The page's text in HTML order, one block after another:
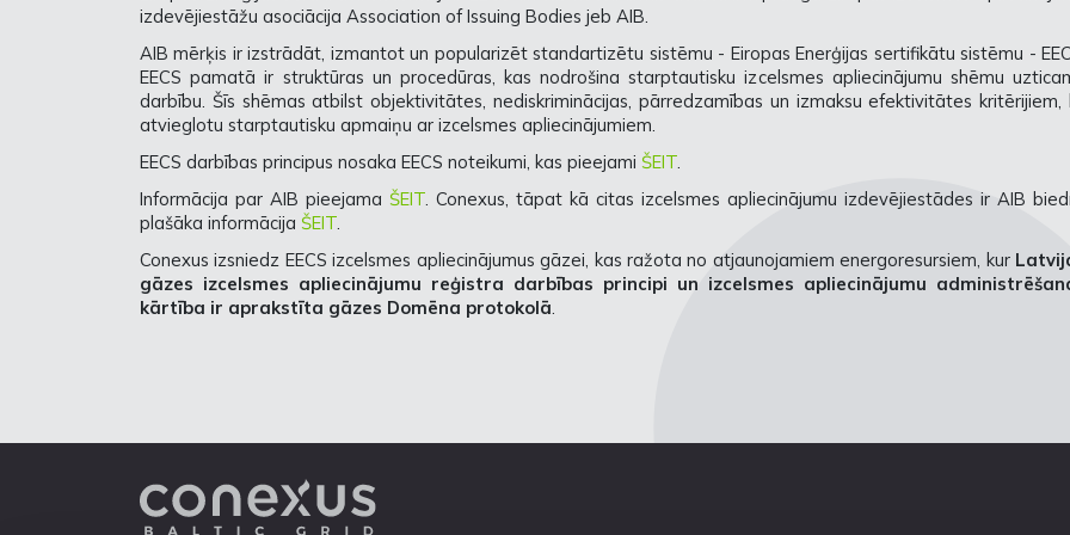
izdevējiestāžu asociācija Association of Issuing Bodies jeb AIB.
AIB mērķis ir izstrādāt, izmantot un popularizēt standartizētu sistēmu - Eiropas Enerģijas sertifikātu sistēmu -
EECS pamatā ir struktūras un procedūras, kas nodrošina starptautisku izcelsmes apliecinājumu shēmu
darbību. Šīs shēmas atbilst objektivitātes, nediskriminācijas, pārredzamības un izmaksu efektivitātes kritērijiem,
atvieglotu starptautisku apmaiņu ar izcelsmes apliecinājumiem.
EECS darbības principus nosaka EECS noteikumi, kas pieejami ŠEIT.
Informācija par AIB pieejama ŠEIT. Conexus, tāpat kā citas izcelsmes apliecinājumu izdevējiestādes ir AIB
plašāka informācija ŠEIT.
Conexus izsniedz EECS izcelsmes apliecinājumus gāzei, kas ražota no atjaunojamiem energoresursiem, kur
gāzes izcelsmes apliecinājumu reģistra darbības principi un izcelsmes apliecinājumu
kārtība ir aprakstīta gāzes Domēna protokolā.